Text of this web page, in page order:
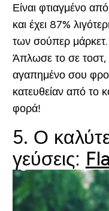
Είναι φτιαγμένο
και έχει 87%
των σούπερ μάρκετ.
Άπλωσε το σε τοστ,
αγαπημένο σου
κατευθείαν από το
φορά!
5. Ο
γεύσεις: